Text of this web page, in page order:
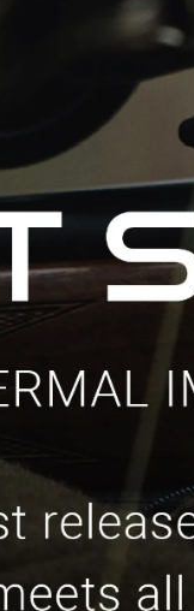
"Искал универсальный
тепловизор для охоты
ночью. Спасибо
грамотную
доволен своим
Евгений
г.